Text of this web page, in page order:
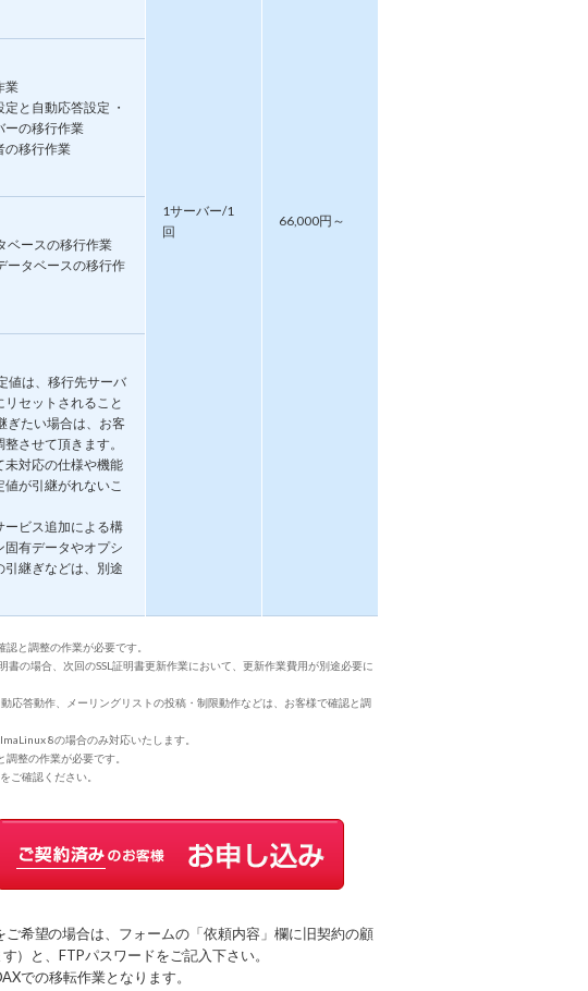
1サーバー/1
回
66,000円～
業
と自動応答設定 ・
ーの移行作業
の移行作業
ベースの移行作業
ータベースの移行作
値は、移行先サーバ
セットされること
ぎたい場合は、お客
させて頂きます。
未対応の仕様や機能
が引継がれないこ
ービス追加による構
固有データやオプシ
引継ぎなどは、別途
と調整の作業が必要です。
の場合、次回のSSL証明書更新作業において、更新作業費用が別途必要に
答動作、メーリングリストの投稿・制限動作などは、お客様で確認と調
8の場合のみ対応いたします。
整の作業が必要です。
をご確認ください。
希望の場合は、フォームの「依頼内容」欄に旧契約の顧
）と、FTPパスワードをご記入下さい。
での移転作業となります。